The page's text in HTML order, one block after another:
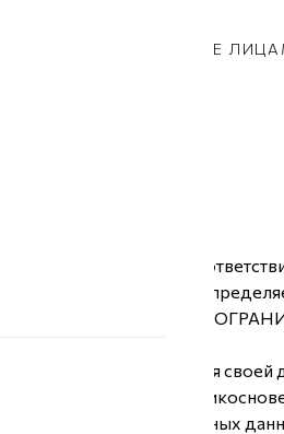
НОВЫЕ ЛИЦА
данных
составлена в
данных) и
ОБЩЕСТВО С
осуществления
защиты прав на
обработки персональных